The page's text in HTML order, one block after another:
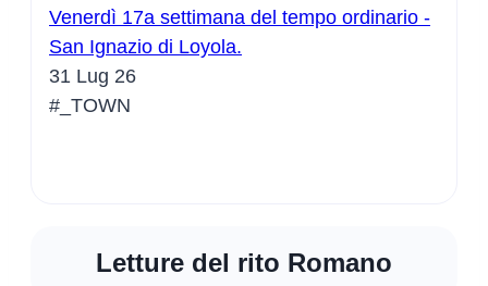
Venerdì 17a settimana del tempo ordinario -
San Ignazio di Loyola.
31 Lug 26
#_TOWN
Letture del rito Romano